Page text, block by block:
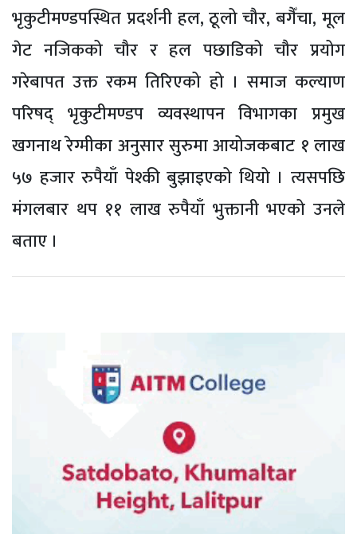
भृकुटीमण्डपस्थित प्रदर्शनी हल, ठूलो चौर, बगैँचा, मूल
गेट नजिकको चौर र हल पछाडिको चौर प्रयोग
गरेबापत उक्त रकम तिरिएको हो । समाज कल्याण
परिषद् भृकुटीमण्डप व्यवस्थापन विभागका प्रमुख
खगनाथ रेग्मीका अनुसार सुरुमा आयोजकबाट १ लाख
५७ हजार रुपैयाँ पेश्की बुझाइएको थियो । त्यसपछि
मंगलबार थप ११ लाख रुपैयाँ भुक्तानी भएको उनले
बताए ।